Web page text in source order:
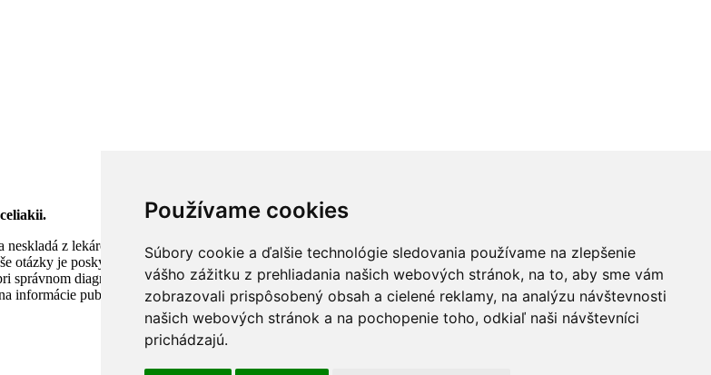
Používame cookies
Súbory cookie a ďalšie technológie sledovania používame na zlepšenie
vášho zážitku z prehliadania našich webových stránok, na to, aby sme vám
zobrazovali prispôsobený obsah a cielené reklamy, na analýzu návštevnosti
našich webových stránok a na pochopenie toho, odkiaľ naši návštevníci
prichádzajú.
z lekárov ani iných zdravotníckych pracovníkov. Akákoľvek rada poskytnutá na stránke www.celiakia.sk
je poskytnúť čo možno najpresnejšie informácie o chorobe tak diagnostikovaným ako aj nediagnostikovaným
diagnostikovaní choroby.V prípade, že pozorujete akékoľvek príznaky alebo ťažkosti neznámeho pôvodu,
informácie publikované na stránke www.celiakia.sk. Tím www.celiakia.sk nenesie žiadnu zodpovednosť za správnosť,